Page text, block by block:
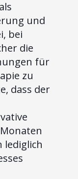
und
bei
die
für
zu
dass der
lediglich